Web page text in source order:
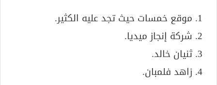
موقع خمسات حيث تجد عليه الكثير.
شركة إنجاز ميديا.
ثنيان خالد.
زاهد فلمبان.